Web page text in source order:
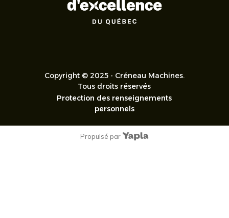
Copyright © 2025 - Créneau Machines.
Tous droits réservés
Protection des renseignements
personnels
Propulsé par